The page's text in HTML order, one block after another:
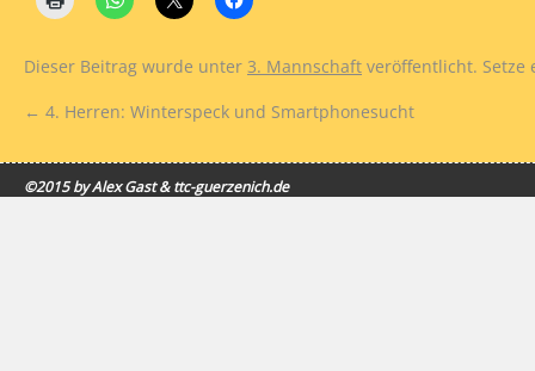
Dieser Beitrag wurde unter 3. Mannschaft veröffentlicht. Setze
← 4. Herren: Winterspeck und Smartphonesucht
©2015 by Alex Gast & ttc-guerzenich.de